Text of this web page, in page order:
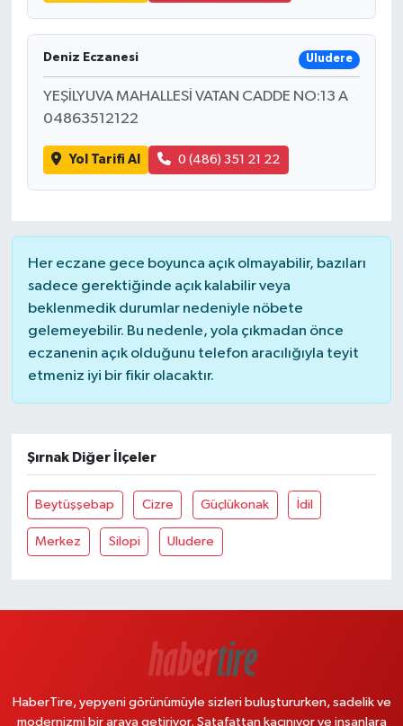
Deniz Eczanesi Uludere
YEŞİLYUVA MAHALLESİ VATAN CADDE NO:13 A
04863512122
Yol Tarifi Al 0 (486) 351 21 22
Her eczane gece boyunca açık olmayabilir, bazıları
sadece gerektiğinde açık kalabilir veya
beklenmedik durumlar nedeniyle nöbete
gelemeyebilir. Bu nedenle, yola çıkmadan önce
eczanenin açık olduğunu telefon aracılığıyla teyit
etmeniz iyi bir fikir olacaktır.
Şırnak Diğer İlçeler
Beytüşşebap Cizre Güçlükonak İdil
Merkez Silopi Uludere
HaberTire, yepyeni görünümüyle sizleri buluştururken, sadelik ve
modernizmi bir araya getiriyor. Şatafattan kaçınıyor ve insanlara